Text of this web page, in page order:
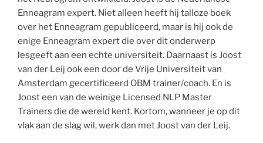
Enneagram expert. Niet alleen heeft hij talloze boek
over het Enneagram gepubliceerd, maar is hij ook de
enige Enneagram expert die over dit onderwerp
lesgeeft aan een echte universiteit. Daarnaast is Joost
van der Leij ook een door de Vrije Universiteit van
Amsterdam gecertificeerd OBM trainer/coach. En is
Joost een van de weinige Licensed NLP Master
Trainers die de wereld kent. Kortom, wanneer je op dit
vlak aan de slag wil, werk dan met Joost van der Leij.